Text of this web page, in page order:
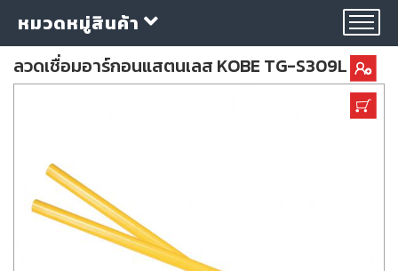
หมวดหมู่สินค้า
ลวดเชื่อมอาร์กอนแสตนเลส KOBE TG-S309L